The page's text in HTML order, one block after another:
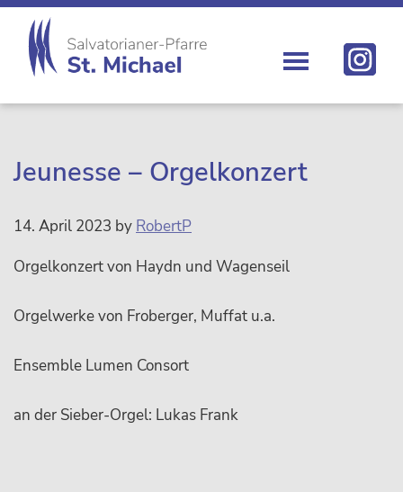
Zur
Hauptnavigation
springen
Skip
main
content
Zur
Hauptsidebar
springen
Zur
Fußzeile
springen
Michael
Michaelerkirche
Wiens
Jeunesse – Orgelkonzert
14. April 2023 by RobertP
Orgelkonzert von Haydn und Wagenseil
Orgelwerke von Froberger, Muffat u.a.
Ensemble Lumen Consort
an der Sieber-Orgel: Lukas Frank